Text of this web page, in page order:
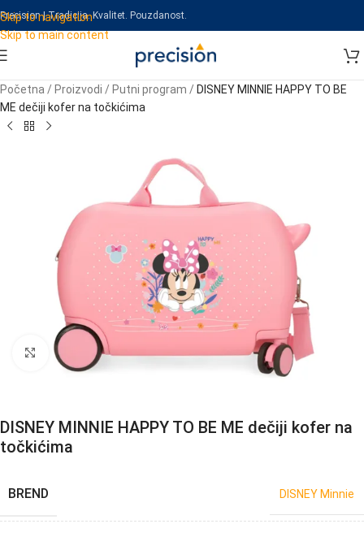
Skip to navigation
Skip to main content
Precision | Tradicija. Kvalitet. Pouzdanost.
Početna / Proizvodi / Putni program / DISNEY MINNIE HAPPY TO BE
ME dečiji kofer na točkićima
DISNEY MINNIE HAPPY TO BE ME dečiji kofer na
točkićima
BREND DISNEY Minnie